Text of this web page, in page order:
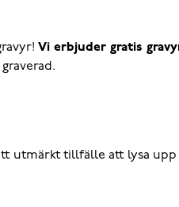
Vi erbjuder gratis
utmärkt tillfälle att lysa